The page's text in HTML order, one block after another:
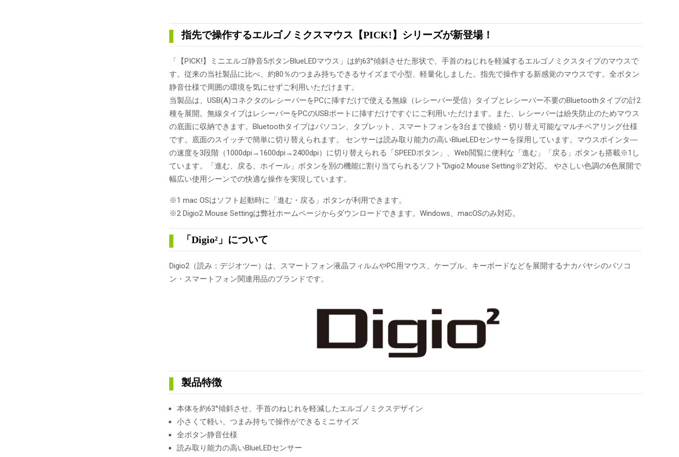
指先で操作するエルゴノミクスマウス【PICK!】シリーズが新登場！
「【PICK!】ミニエルゴ静音5ボタンBlueLEDマウス」は約63°傾斜させた形状で、手首のねじれを軽減するエルゴノミクスタイプのマウスで
す。従来の当社製品に比べ、約80％のつまみ持ちできるサイズまで小型、軽量化しました。指先で操作する新感覚のマウスです。全ボタン
静音仕様で周囲の環境を気にせずご利用いただけます。
当製品は、USB(A)コネクタのレシーバーをPCに挿すだけで使える無線（レシーバー受信）タイプとレシーバー不要のBluetoothタイプの計2
種を展開。無線タイプはレシーバーをPCのUSBポートに挿すだけですぐにご利用いただけます。また、レシーバーは紛失防止のためマウス
の底面に収納できます。Bluetoothタイプはパソコン、タブレット、スマートフォンを3台まで接続・切り替え可能なマルチペアリング仕様
です。底面のスイッチで簡単に切り替えられます。 センサーは読み取り能力の高いBlueLEDセンサーを採用しています。マウスポインタ―
の速度を3段階（1000dpi→1600dpi→2400dpi）に切り替えられる「SPEEDボタン」、Web閲覧に便利な「進む」「戻る」ボタンも搭載※1し
ています。「進む、戻る、ホイール」ボタンを別の機能に割り当てられるソフト“Digio2 Mouse Setting※2”対応。 やさしい色調の6色展開で
幅広い使用シーンでの快適な操作を実現しています。
※1 mac OSはソフト起動時に「進む・戻る」ボタンが利用できます。
※2 Digio2 Mouse Settingは弊社ホームページからダウンロードできます。Windows、macOSのみ対応。
「Digio²」について
Digio2（読み：デジオツー）は、スマートフォン液晶フィルムやPC用マウス、ケーブル、キーボードなどを展開するナカバヤシのパソコ
ン・スマートフォン関連用品のブランドです。
製品特徴
本体を約63°傾斜させ、手首のねじれを軽減したエルゴノミクスデザイン
小さくて軽い、つまみ持ちで操作ができるミニサイズ
全ボタン静音仕様
読み取り能力の高いBlueLEDセンサー